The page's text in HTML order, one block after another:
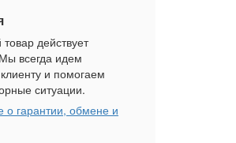
действует
всегда идем
и помогаем
ситуации.
о гарантии, обмене и